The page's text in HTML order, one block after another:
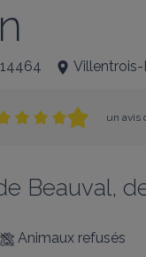
un avis
Beauval,
Animaux refusés